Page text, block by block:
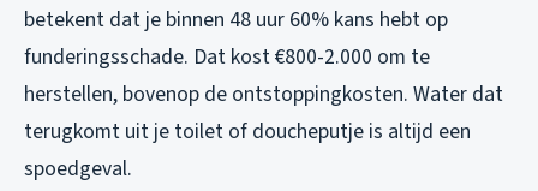
betekent dat je binnen 48 uur 60% kans hebt op
funderingsschade. Dat kost €800-2.000 om te
herstellen, bovenop de ontstoppingkosten. Water dat
terugkomt uit je toilet of doucheputje is altijd een
spoedgeval.